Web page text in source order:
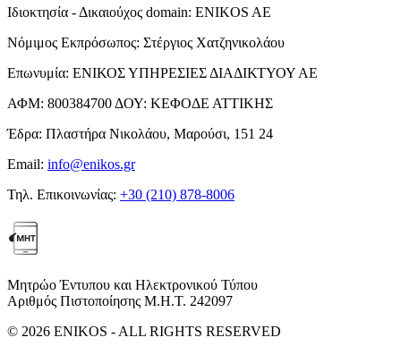
Ιδιοκτησία - Δικαιούχος domain: ENIKOS AE
Νόμιμος Εκπρόσωπος: Στέργιος Χατζηνικολάου
Επωνυμία: ΕΝΙΚΟΣ ΥΠΗΡΕΣΙΕΣ ΔΙΑΔΙΚΤΥΟΥ ΑΕ
ΑΦΜ: 800384700 ΔΟΥ: ΚΕΦΟΔΕ ΑΤΤΙΚΗΣ
Έδρα: Πλαστήρα Νικολάου, Μαρούσι, 151 24
Email: info@enikos.gr
Τηλ. Επικοινωνίας: +30 (210) 878-8006
Μητρώο Έντυπου και Ηλεκτρονικού Τύπου
Αριθμός Πιστοποίησης Μ.Η.Τ. 242097
© 2026 ENIKOS - ALL RIGHTS RESERVED